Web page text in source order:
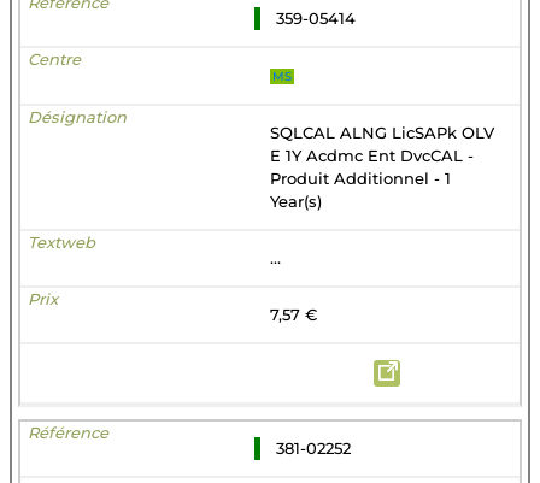
359-05414
MS
SQLCAL ALNG LicSAPk OLV
E 1Y Acdmc Ent DvcCAL -
Produit Additionnel - 1
Year(s)
...
7,57 €
381-02252